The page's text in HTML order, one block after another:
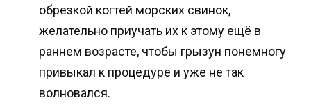
обрезкой когтей морских свинок,
желательно приучать их к этому ещё в
раннем возрасте, чтобы грызун понемногу
привыкал к процедуре и уже не так
волновался.